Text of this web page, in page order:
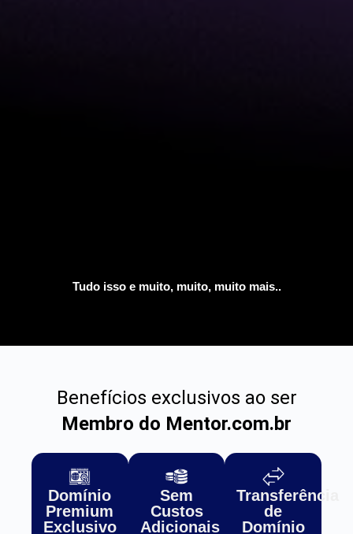
Tudo isso e muito, muito, muito mais..
Benefícios exclusivos ao ser
Membro do Mentor.com.br
Domínio
Premium
Exclusivo
Sem
Custos
Adicionais
Transferência
de
Domínio